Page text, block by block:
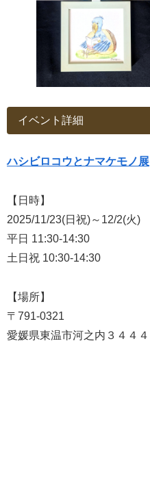
イベント詳細
ハシビロコウとナマケモノ展
【日時】
2025/11/23(日祝)～12/2(火)
平日 11:30-14:30
土日祝 10:30-14:30
【場所】
〒791-0321
愛媛県東温市河之内３４４４